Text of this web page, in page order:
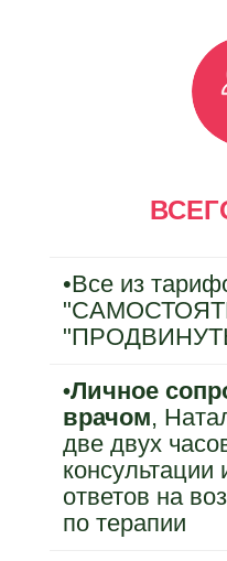
•Все из
•Личное
врачом,
две двух
консультации
ответов на
по терапии